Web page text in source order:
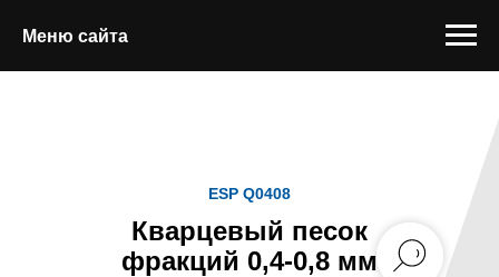
Меню сайта
Кварцевый песок
фракций 0,4-0,8 мм
ESP Q0408